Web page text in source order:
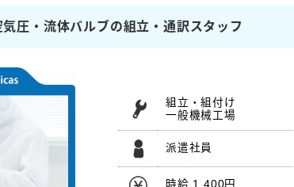
圧・流体バルブの組立・通訳スタッフ
組立・組付け
一般機械工場
派遣社員
時給 1,400円